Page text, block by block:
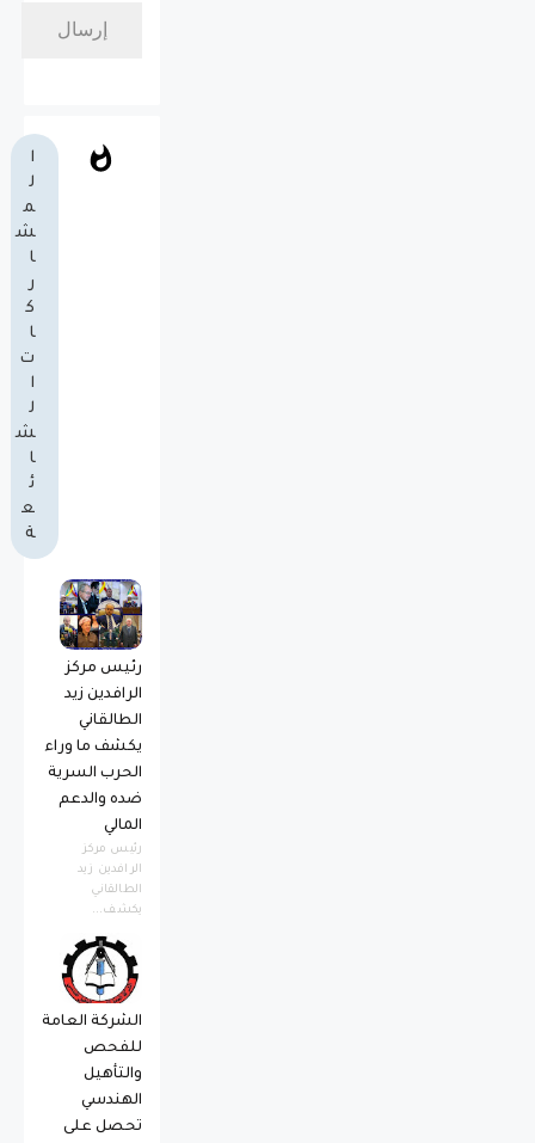
ا
ل
م
ش
ا
ر
ك
ا
ت
ا
ل
ش
ا
ئ
ع
ة
رئيس مركز
الرافدين زيد
الطالقاني
يكشف ما وراء
الحرب السرية
ضده والدعم
المالي
رئيس مركز
الرافدين زيد
الطالقاني
يكشف...
الشركة العامة
للفحص
والتأهيل
الهندسي
تحصل على